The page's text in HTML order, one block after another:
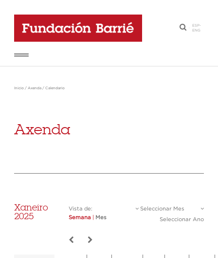
·
ESP-
ENG
Inicio / Axenda / Calendario
Axenda
Xaneiro
2025
Vista de:
Semana
Mes
Seleccionar Mes
Seleccionar Ano